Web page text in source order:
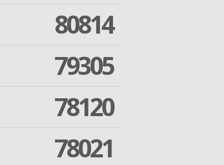
80814
79305
78120
78021